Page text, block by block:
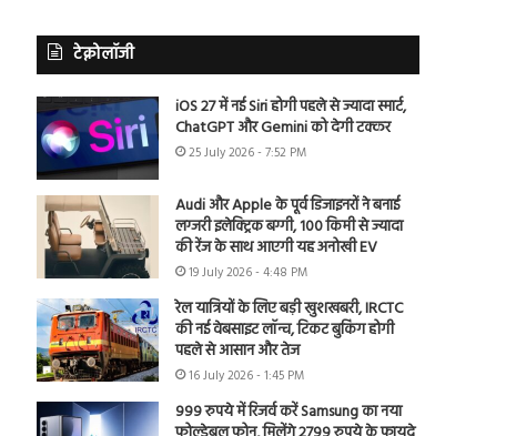
टेक्नोलॉजी
iOS 27 में नई Siri होगी पहले से ज्यादा स्मार्ट,
ChatGPT और Gemini को देगी टक्कर
25 July 2026 - 7:52 PM
Audi और Apple के पूर्व डिजाइनरों ने बनाई
लग्जरी इलेक्ट्रिक बग्गी, 100 किमी से ज्यादा
की रेंज के साथ आएगी यह अनोखी EV
19 July 2026 - 4:48 PM
रेल यात्रियों के लिए बड़ी खुशखबरी, IRCTC
की नई वेबसाइट लॉन्च, टिकट बुकिंग होगी
पहले से आसान और तेज
16 July 2026 - 1:45 PM
999 रुपये में रिजर्व करें Samsung का नया